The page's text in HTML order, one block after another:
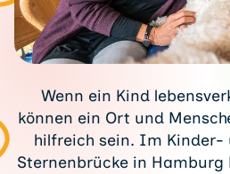
Wenn ein Kind
können ein Ort und
hilfreich sein. Im Kinder-
Sternenbrücke in